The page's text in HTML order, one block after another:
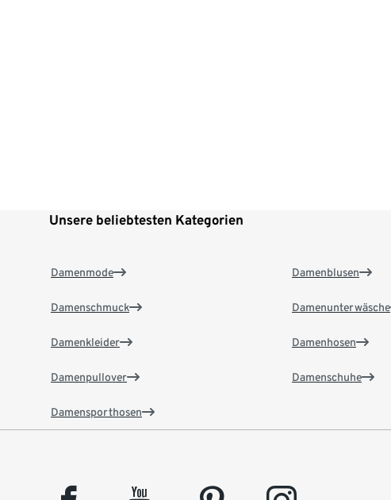
Unsere beliebtesten Kategorien
Damenmode
Damenschmuck
Damenkleider
Damenpullover
Damensporthosen
Damenblusen
Damenunterwäsche
Damenhosen
Damenschuhe